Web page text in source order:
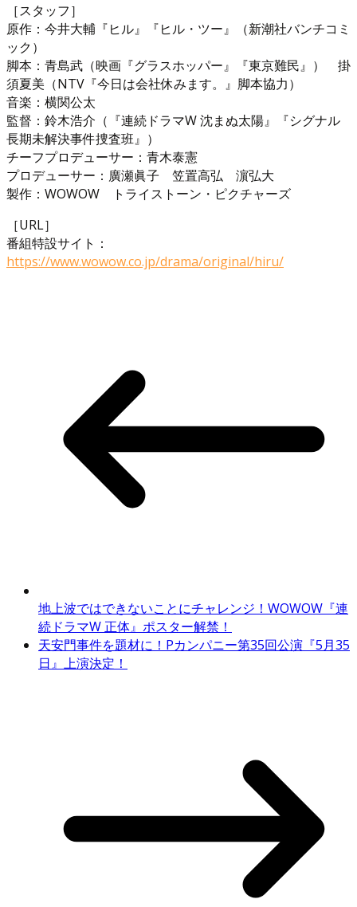
［スタッフ］
原作：今井大輔『ヒル』『ヒル・ツー』（新潮社バンチコミ
ック）
脚本：青島武（映画『グラスホッパー』『東京難民』） 掛
須夏美（NTV『今日は会社休みます。』脚本協力）
音楽：横関公太
監督：鈴木浩介（『連続ドラマW 沈まぬ太陽』『シグナル
⻑期未解決事件捜査班』）
チーフプロデューサー：⻘木泰憲
プロデューサー：廣瀬眞子 笠置高弘 濵弘大
製作：WOWOW トライストーン・ピクチャーズ
［URL］
番組特設サイト：
https://www.wowow.co.jp/drama/original/hiru/
地上波ではできないことにチャレンジ！WOWOW『連
続ドラマW 正体』ポスター解禁！
天安門事件を題材に！Pカンパニー第35回公演『5月35
日』上演決定！